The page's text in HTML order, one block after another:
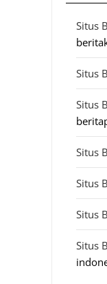
Situs
Situs
Situs
Situs
Situs
Situs
Situs